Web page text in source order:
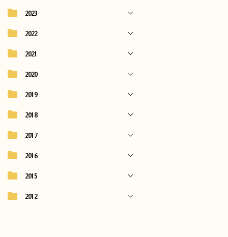
2023
2022
2021
2020
2019
2018
2017
2016
2015
2012